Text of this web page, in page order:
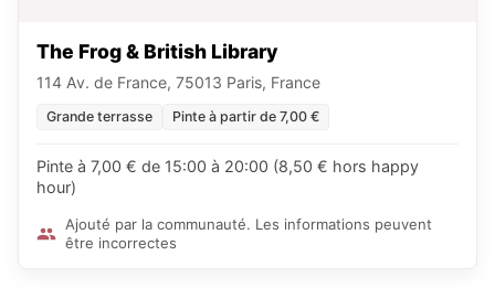
The Frog & British Library
114 Av. de France, 75013 Paris, France
Grande terrasse Pinte à partir de 7,00 €
Pinte à 7,00 € de 15:00 à 20:00 (8,50 € hors happy
hour)
Ajouté par la communauté. Les informations peuvent
être incorrectes